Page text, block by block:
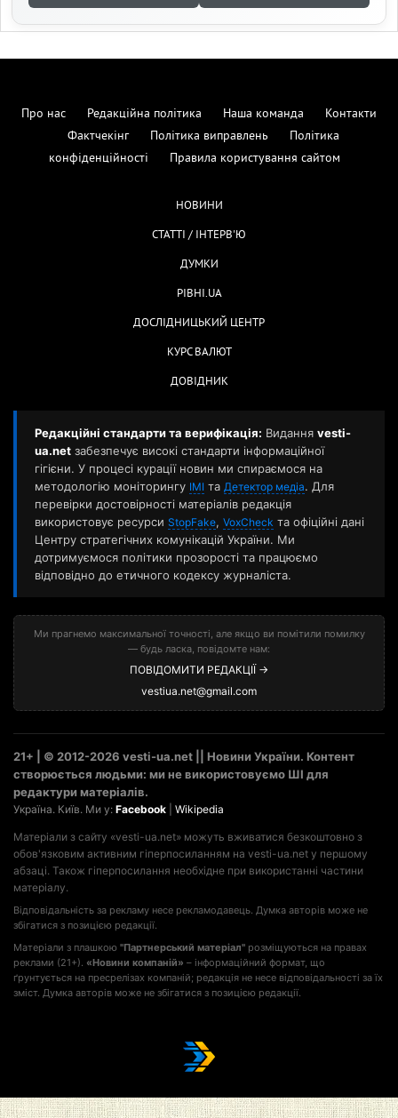
Про нас Редакційна політика Наша команда
Контакти
Фактчекінг
Політика виправлень
Політика
конфіденційності
Правила користування сайтом
НОВИНИ
СТАТТІ / ІНТЕРВ'Ю
ДУМКИ
РІВНІ.UA
ДОСЛІДНИЦЬКИЙ ЦЕНТР
КУРС ВАЛЮТ
ДОВІДНИК
Редакційні стандарти та верифікація: Видання vesti-
ua.net забезпечує високі стандарти інформаційної
гігієни. У процесі курації новин ми спираємося на
методологію моніторингу ІМІ та Детектор медіа. Для
перевірки достовірності матеріалів редакція
використовує ресурси StopFake, VoxCheck та офіційні дані
Центру стратегічних комунікацій України. Ми
дотримуємося політики прозорості та працюємо
відповідно до етичного кодексу журналіста.
Ми прагнемо максимальної точності, але якщо ви помітили помилку
— будь ласка, повідомте нам:
ПОВІДОМИТИ РЕДАКЦІЇ →
vestiua.net@gmail.com
21+ | © 2012-2026 vesti-ua.net || Новини України. Контент
створюється людьми: ми не використовуємо ШІ для
редактури матеріалів.
Україна. Київ. Ми у: Facebook Wikipedia
Матеріали з сайту «vesti-ua.net» можуть вживатися безкоштовно з
обов'язковим активним гіперпосиланням на vesti-ua.net у першому
абзаці. Також гіперпосилання необхідне при використанні частини
матеріалу.
Відповідальність за рекламу несе рекламодавець. Думка авторів може не
збігатися з позицією редакції.
Матеріали з плашкою "Партнерський матеріал" розміщуються на правах
реклами (21+). «Новини компаній» – інформаційний формат, що
ґрунтується на пресрелізах компаній; редакція не несе відповідальності за їх
зміст. Думка авторів може не збігатися з позицією редакції.